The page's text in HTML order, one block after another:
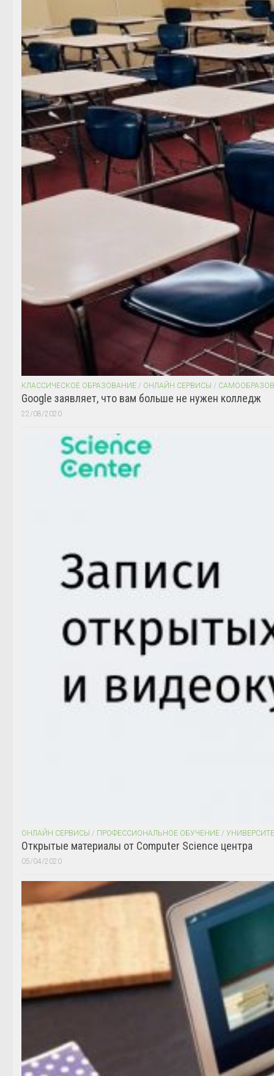
КЛАССИЧЕСКОЕ ОБРАЗОВАНИЕ / ОНЛАЙН СЕРВИСЫ /
Google заявляет, что вам больше не нужен колледж
22/08/2020
ОНЛАЙН СЕРВИСЫ / ПРОФЕССИОНАЛЬНОЕ ОБУЧЕНИЕ /
Открытые материалы от Computer Science центра
05/04/2020